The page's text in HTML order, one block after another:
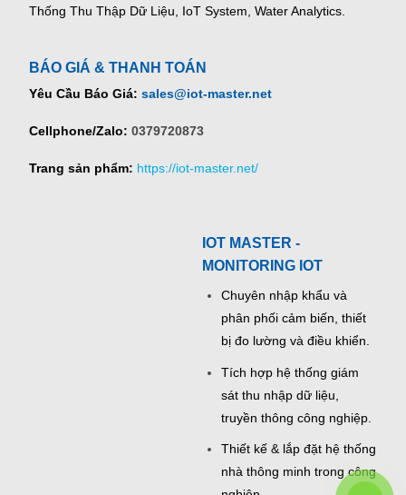
Thống Thu Thập Dữ Liệu, IoT System, Water Analytics.
BÁO GIÁ & THANH TOÁN
Yêu Cầu Báo Giá: sales@iot-master.net
Cellphone/Zalo: 0379720873
Trang sản phẩm: https://iot-master.net/
IOT MASTER -
MONITORING IOT
Chuyên nhập khẩu và
phân phối cảm biến, thiết
bị đo lường và điều khiển.
Tích hợp hệ thống giám
sát thu nhập dữ liệu,
truyền thông công nghiệp.
Thiết kế & lắp đặt hệ thống
nhà thông minh trong công